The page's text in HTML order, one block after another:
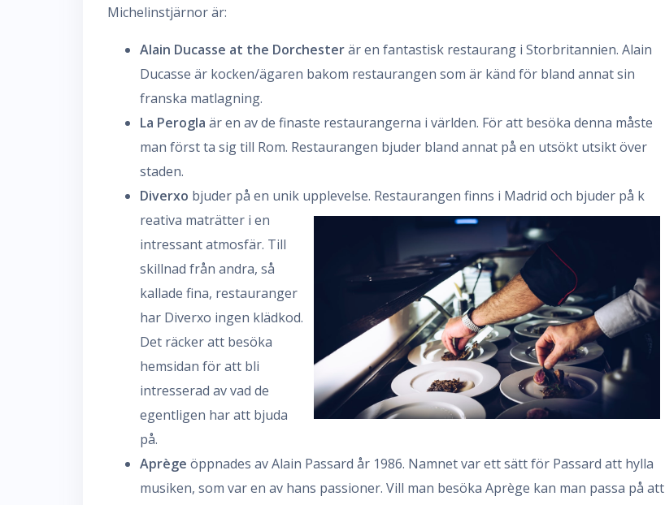
Michelinstjärnor är:
Alain Ducasse at the Dorchesterär en fantastisk restaurang i Storbritannien. Alain
Ducasse är kocken/ägaren bakom restaurangen som är känd för bland annat sin
franska matlagning.
La Perogla är en av de finaste restaurangerna i världen. För att besöka denna måste
man först ta sig till Rom. Restaurangen bjuder bland annat på en utsökt utsikt över
staden.
Diverxo bjuder på en unik upplevelse. Restaurangen finns i Madrid och bjuder på k
reativa maträtter i en
intressant atmosfär. Till
skillnad från andra, så
kallade fina, restauranger
har Diverxo ingen klädkod.
Det räcker att besöka
hemsidan för att bli
intresserad av vad de
egentligen har att bjuda
på.
Aprège öppnades av Alain Passard år 1986. Namnet var ett sätt för Passard att hylla
musiken, som var en av hans passioner. Vill man besöka Aprège kan man passa på att